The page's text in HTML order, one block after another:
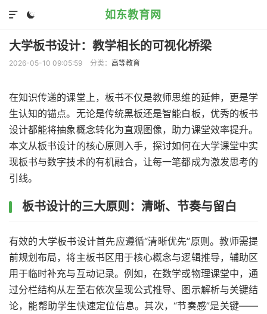
如东教育网


大学板书设计：教学相长的可视化桥梁
2026-05-10 09:05:59 分类： 高等教育
在知识传递的课堂上，板书不仅是教师思维的延伸，更是学
生认知的锚点。无论是传统黑板还是智能白板，优秀的板书
设计都能将抽象概念转化为直观图像，助力课堂效率提升。
本文从板书设计的核心原则入手，探讨如何在大学课堂中实
现板书与数字技术的有机融合，让每一笔都成为激发思考的
引线。
板书设计的三大原则：清晰、节奏与留白
有效的大学板书设计首先应遵循“清晰优先”原则。教师需提
前规划布局，将主板书区用于核心概念与逻辑推导，辅助区
用于临时补充与互动记录。例如，在数学或物理课堂中，通
过分栏结构从左至右依次呈现公式推导、图示解析与关键结
论，能帮助学生快速定位信息。其次，“节奏感”是关键——